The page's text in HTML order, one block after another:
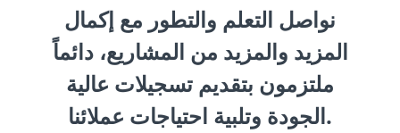
نواصل التعلم والتطور مع إكمال
المزيد والمزيد من المشاريع، دائماً
ملتزمون بتقديم تسجيلات عالية
الجودة وتلبية احتياجات عملائنا.